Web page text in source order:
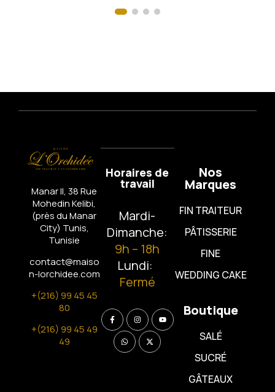
Manar II, 38 Rue
Mohedin Kelibi,
(près du Manar
City) Tunis,
Tunisie
contact@maiso
n-lorchidee.com
+(216) 99 45 45
80
+(216) 99 45 49
49
Nos
Marques
FIN TRAITEUR
PÂTISSERIE
FINE
WEDDING CAKE
Boutique
SALÉ
SUCRÉ
GÂTEAUX
Horaires de
travail
Mardi-
Dimanche:
9h – 18h
Lundi:
Fermé